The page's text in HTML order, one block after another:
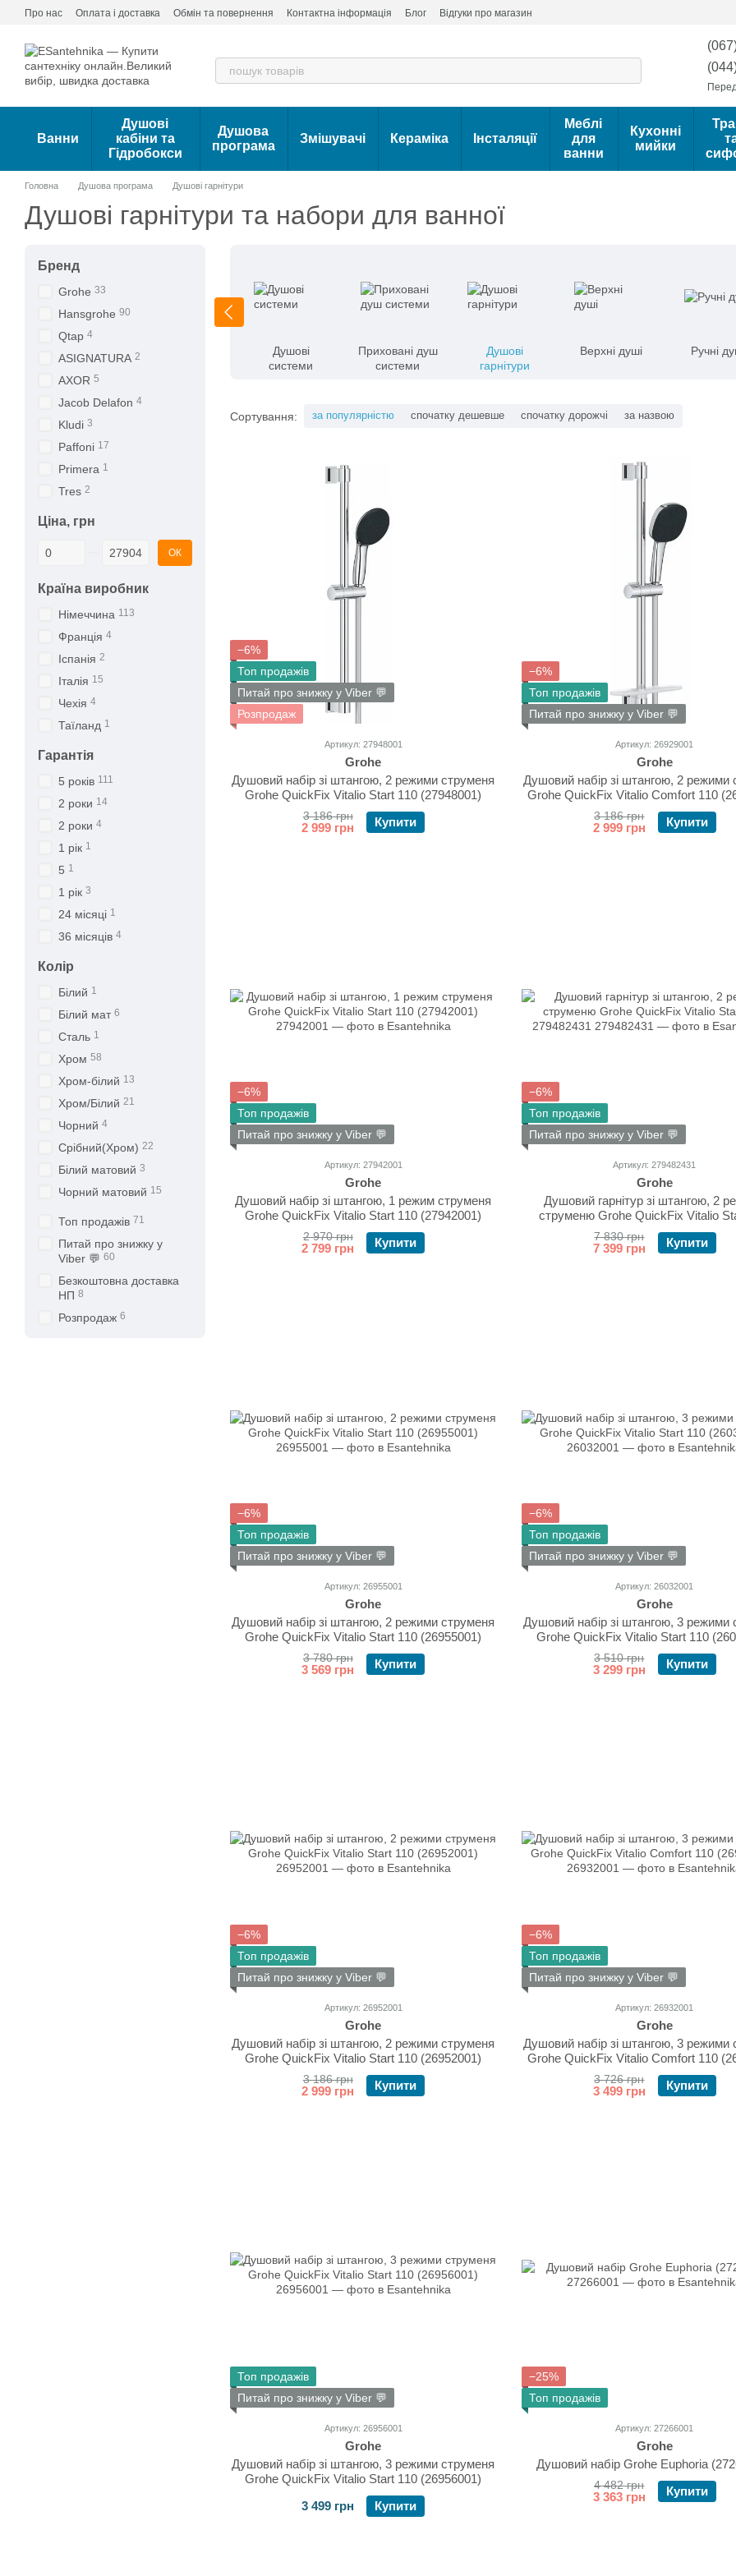
Перейти до основного контенту
Про нас Оплата і доставка Обмін та повернення Контактна інформація Блог Відгуки про магазин
Ванни
Душові
кабіни та
Гідробокси
Душова
програма
Змішувачі Кераміка Інсталяції
Меблі
для
ванни
Кухонні
мийки
Головна Душова програма Душові гарнітури
Душові гарнітури та набори для ванної
Душові
системи
Приховані душ
системи
Душові
гарнітури
Верхні душі Ручні
Сортування: за популярністю спочатку дешевше спочатку дорожчі за назвою
−6%
Топ продажів
Питай про знижку у Viber 💬
Розпродаж
Артикул: 27948001
Grohe
Душовий набір зі штангою, 2 режими струменя
Grohe QuickFix Vitalio Start 110 (27948001)
3 186 грн
2 999 грн Купити
−6%
Топ продажів
Питай про знижку у Viber 💬
Артикул: 26929001
Grohe
Душовий набір зі штангою, 2 режими
Grohe QuickFix Vitalio Comfort 110
3 186 грн
2 999 грн Купити
−6%
Топ продажів
Питай про знижку у Viber 💬
Артикул: 27942001
Grohe
Душовий набір зі штангою, 1 режим струменя
Grohe QuickFix Vitalio Start 110 (27942001)
2 970 грн
2 799 грн Купити
−6%
Топ продажів
Питай про знижку у Viber 💬
Артикул: 279482431
Grohe
Душовий гарнітур зі штангою, 2
струменю Grohe QuickFix Vitalio
279482431
7 830 грн
7 399 грн Купити
−6%
Топ продажів
Питай про знижку у Viber 💬
Артикул: 26955001
Grohe
Душовий набір зі штангою, 2 режими струменя
Grohe QuickFix Vitalio Start 110 (26955001)
3 780 грн
3 569 грн Купити
−6%
Топ продажів
Питай про знижку у Viber 💬
Артикул: 26032001
Grohe
Душовий набір зі штангою, 3 режими
Grohe QuickFix Vitalio Start 110
3 510 грн
3 299 грн Купити
−6%
Топ продажів
Питай про знижку у Viber 💬
Артикул: 26952001
Grohe
Душовий набір зі штангою, 2 режими струменя
Grohe QuickFix Vitalio Start 110 (26952001)
3 186 грн
2 999 грн Купити
−6%
Топ продажів
Питай про знижку у Viber 💬
Артикул: 26932001
Grohe
Душовий набір зі штангою, 3 режими
Grohe QuickFix Vitalio Comfort 110
3 726 грн
3 499 грн Купити
Топ продажів
Питай про знижку у Viber 💬
Артикул: 26956001
Grohe
Душовий набір зі штангою, 3 режими струменя
Grohe QuickFix Vitalio Start 110 (26956001)
3 499 грн
Купити
−25%
Топ продажів
Артикул: 27266001
Grohe
Душовий набір Grohe Euphoria
4 482 грн
3 363 грн Купити
Бренд
Grohe 33
Hansgrohe 90
Qtap 4
ASIGNATURA 2
AXOR 5
Jacob Delafon 4
Kludi 3
Paffoni 17
Primera 1
Tres 2
Ціна, грн
Від Ціна, грн
До Ціна, грн ОК
Країна виробник
Німеччина 113
Франція 4
Іспанія 2
Італія 15
Чехія 4
Таїланд 1
Гарантія
5 років 111
2 роки 14
2 роки 4
1 рік 1
5 1
1 рік 3
24 місяці 1
36 місяців 4
Колір
Білий 1
Білий мат 6
Сталь 1
Хром 58
Хром-білий 13
Хром/Білий 21
Чорний 4
Срібний(Хром) 22
Білий матовий 3
Чорний матовий 15
Топ продажів 71
Питай про знижку у
Viber 💬 60
Безкоштовна доставка
НП 8
Розпродаж 6